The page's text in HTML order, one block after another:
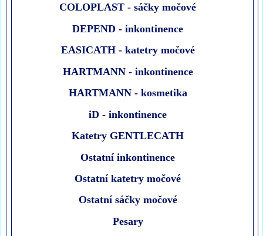
COLOPLAST - sáčky močové
DEPEND - inkontinence
EASICATH - katetry močové
HARTMANN - inkontinence
HARTMANN - kosmetika
iD - inkontinence
Katetry GENTLECATH
Ostatní inkontinence
Ostatní katetry močové
Ostatní sáčky močové
Pesary